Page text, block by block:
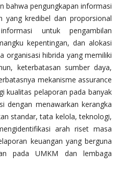
bahwa pengungkapan informasi
yang kredibel dan proporsional
untuk pengambilan
kepentingan, dan alokasi
organisasi hibrida yang memiliki
keterbatasan sumber daya,
mekanisme assurance
kualitas pelaporan pada banyak
dengan menawarkan kerangka
standar, tata kelola, teknologi,
arah riset masa
keuangan yang berguna
pada UMKM dan lembaga